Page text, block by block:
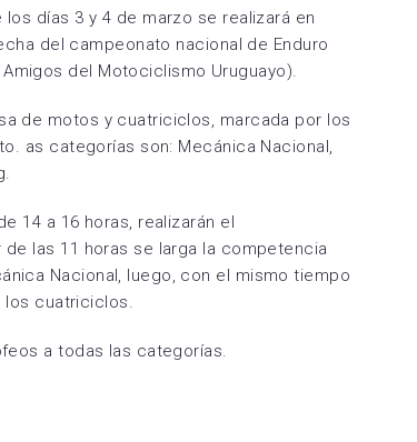
días 3 y 4 de marzo se realizará en
del campeonato nacional de Enduro
del Motociclismo Uruguayo).
de motos y cuatriciclos, marcada por los
as categorías son: Mecánica Nacional,
14 a 16 horas, realizarán el
las 11 horas se larga la competencia
Nacional, luego, con el mismo tiempo
los cuatriciclos.
a todas las categorías.